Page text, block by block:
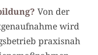
Von der
wird
praxisnah